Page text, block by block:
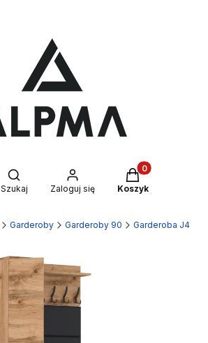
Otwórz wyszukiwarkę
Szukaj Zaloguj się
Produkty w
Koszyk
Garderoby Garderoby 90 Garderoba J4